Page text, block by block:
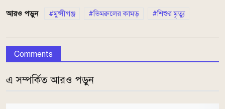
আরও পড়ুন মুন্সীগঞ্জ ভিমরুলের কামড় শিশুর মৃত্যু
Comments
এ সম্পর্কিত আরও পড়ুন